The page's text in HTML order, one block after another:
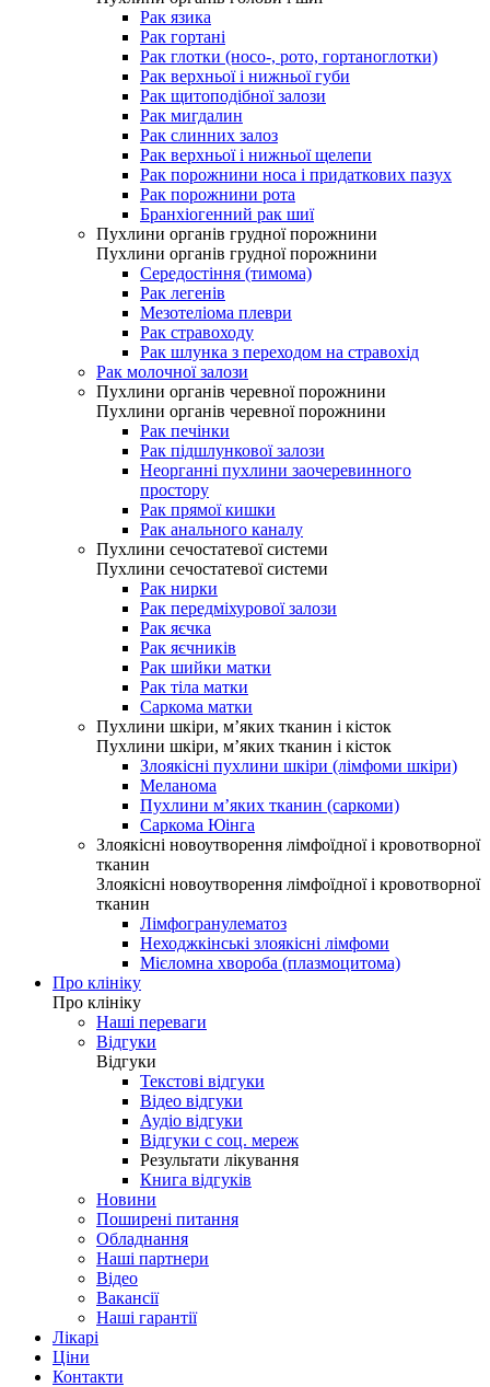
Рак язика
Рак гортані
Рак глотки (носо-, рото, гортаноглотки)
Рак верхньої і нижньої губи
Рак щитоподібної залози
Рак мигдалин
Рак слинних залоз
Рак верхньої і нижньої щелепи
Рак порожнини носа і придаткових пазух
Рак порожнини рота
Бранхіогенний рак шиї
Пухлини органів грудної порожнини
Пухлини органів грудної порожнини
Середостіння (тимома)
Рак легенів
Мезотеліома плеври
Рак стравоходу
Рак шлунка з переходом на стравохід
Рак молочної залози
Пухлини органів черевної порожнини
Пухлини органів черевної порожнини
Рак печінки
Рак підшлункової залози
Неорганні пухлини заочеревинного
простору
Рак прямої кишки
Рак анального каналу
Пухлини сечостатевої системи
Пухлини сечостатевої системи
Рак нирки
Рак передміхурової залози
Рак яєчка
Рак яєчників
Рак шийки матки
Рак тіла матки
Саркома матки
Пухлини шкіри, м’яких тканин і кісток
Пухлини шкіри, м’яких тканин і кісток
Злоякісні пухлини шкіри (лімфоми шкіри)
Меланома
Пухлини м’яких тканин (саркоми)
Саркома Юінга
Злоякісні новоутворення лімфоїдної і кровотворної
тканин
Злоякісні новоутворення лімфоїдної і кровотворної
тканин
Лімфогранулематоз
Неходжкінські злоякісні лімфоми
Мієломна хвороба (плазмоцитома)
Про клініку
Про клініку
Наші переваги
Відгуки
Відгуки
Текстові відгуки
Відео відгуки
Аудіо відгуки
Відгуки с соц. мереж
Результати лікування
Книга відгуків
Новини
Поширені питання
Обладнання
Наші партнери
Відео
Вакансії
Наші гарантії
Лікарі
Ціни
Контакти